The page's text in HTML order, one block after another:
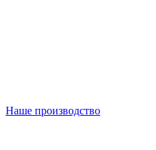
Наше производство